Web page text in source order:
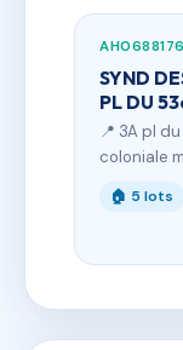
AH0688176
SYND
PL DU
📍 3A pl
coloniale
🏠 5 lots